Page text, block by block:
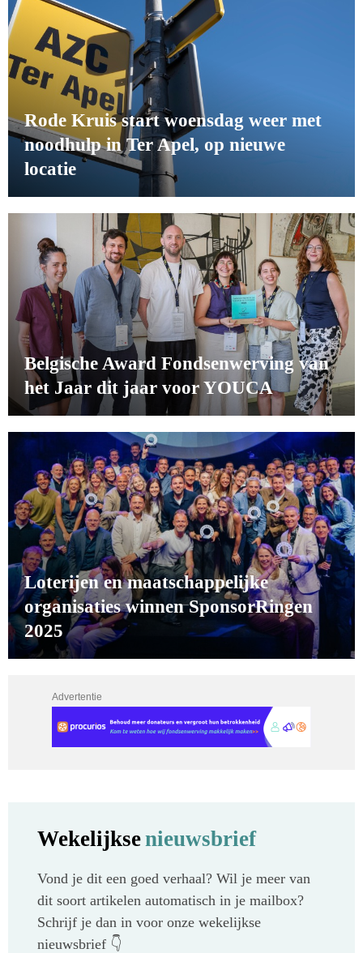
Rode Kruis start woensdag weer met
noodhulp in Ter Apel, op nieuwe
locatie
Belgische Award Fondsenwerving van
het Jaar dit jaar voor YOUCA
Loterijen en maatschappelijke
organisaties winnen SponsorRingen
2025
Advertentie
Wekelijksenieuwsbrief
Vond je dit een goed verhaal? Wil je meer van
dit soort artikelen automatisch in je mailbox?
Schrijf je dan in voor onze wekelijkse
nieuwsbrief 👇